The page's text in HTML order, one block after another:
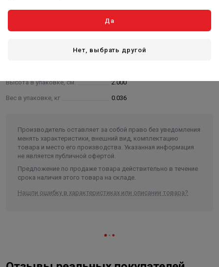
Характеристики
3.000
Высота в упаковке, см. 2.000
Вес в упаковке, кг 0.036
Производитель оставляет за собой право без уведомления
менять характеристики, внешний вид, комплектацию
товара и место его производства. Указанная информация
не является публичной офертой.
Предложение по продаже товара действительно в течение
срока наличия этого товара на складе.
Нашли ошибку в характеристиках или описании товара?
Да
Нет, выбрать другой